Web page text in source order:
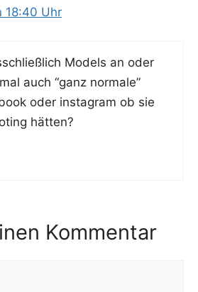
18:40 Uhr
Models an oder
auch “ganz nor­ma­le”
oder insta­gram ob sie
hätten?
Kommentar